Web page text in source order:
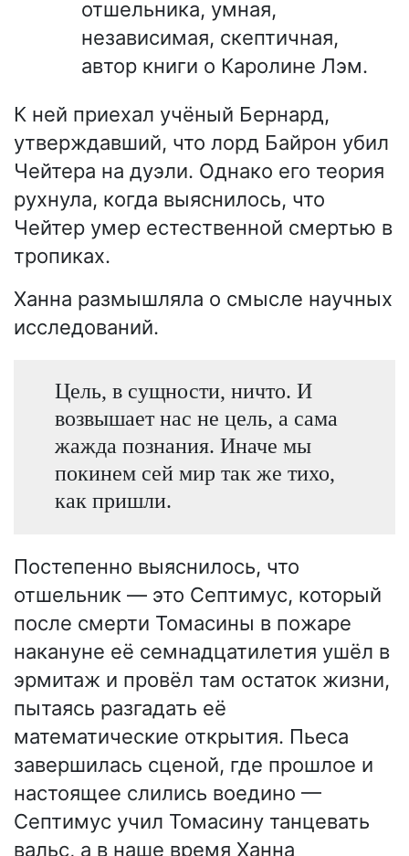
отшельника, умная,
независимая, скептичная,
автор книги о Каролине Лэм.
К ней приехал учёный Бернард,
утверждавший, что лорд Байрон убил
Чейтера на дуэли. Однако его теория
рухнула, когда выяснилось, что
Чейтер умер естественной смертью в
тропиках.
Ханна размышляла о смысле научных
исследований.
Цель, в сущности, ничто. И
возвышает нас не цель, а сама
жажда познания. Иначе мы
покинем сей мир так же тихо,
как пришли.
Постепенно выяснилось, что
отшельник — это Септимус, который
после смерти Томасины в пожаре
накануне её семнадцатилетия ушёл в
эрмитаж и провёл там остаток жизни,
пытаясь разгадать её
математические открытия. Пьеса
завершилась сценой, где прошлое и
настоящее слились воедино —
Септимус учил Томасину танцевать
вальс, а в наше время Ханна